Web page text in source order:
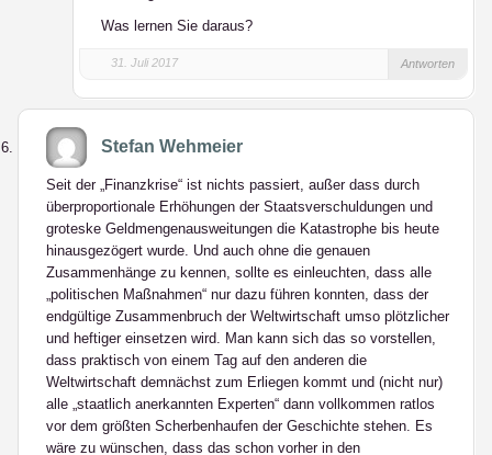
Was lernen Sie daraus?
31. Juli 2017 Antworten
Stefan Wehmeier
Seit der „Finanzkrise“ ist nichts passiert, außer dass durch
überproportionale Erhöhungen der Staatsverschuldungen und
groteske Geldmengenausweitungen die Katastrophe bis heute
hinausgezögert wurde. Und auch ohne die genauen
Zusammenhänge zu kennen, sollte es einleuchten, dass alle
„politischen Maßnahmen“ nur dazu führen konnten, dass der
endgültige Zusammenbruch der Weltwirtschaft umso plötzlicher
und heftiger einsetzen wird. Man kann sich das so vorstellen,
dass praktisch von einem Tag auf den anderen die
Weltwirtschaft demnächst zum Erliegen kommt und (nicht nur)
alle „staatlich anerkannten Experten“ dann vollkommen ratlos
vor dem größten Scherbenhaufen der Geschichte stehen. Es
wäre zu wünschen, dass das schon vorher in den